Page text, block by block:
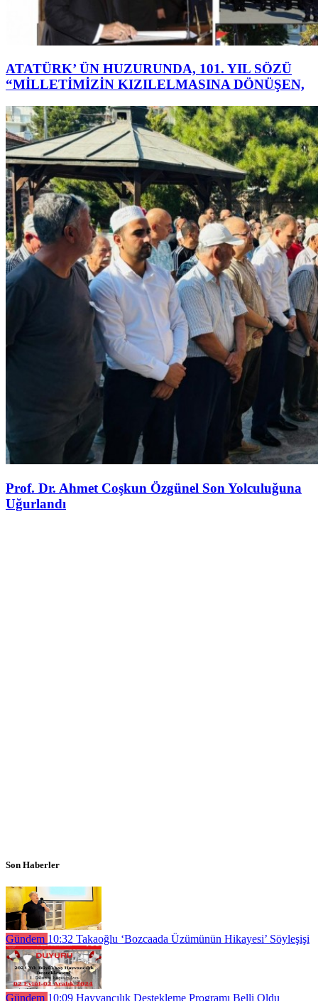
ATATÜRK’ ÜN HUZURUNDA, 101. YIL SÖZÜ
“MİLLETİMİZİN KIZILELMASINA DÖNÜŞEN,
Prof. Dr. Ahmet Coşkun Özgünel Son Yolculuğuna
Uğurlandı
Son Haberler
Gündem 10:32 Takaoğlu ‘Bozcaada Üzümünün Hikayesi’ Söyleşişi
Gündem 10:09 Hayvancılık Destekleme Programı Belli Oldu